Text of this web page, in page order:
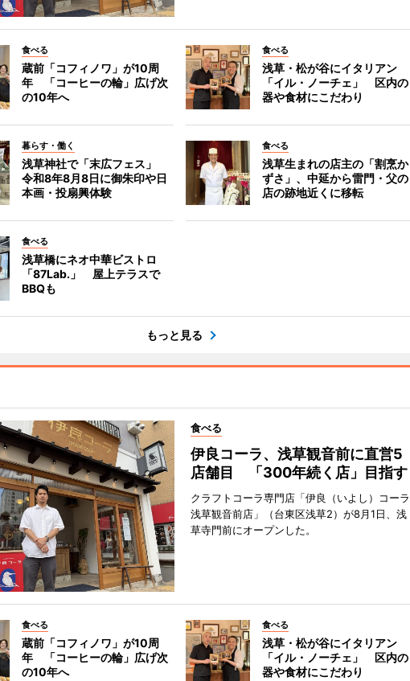
食べる
蔵前「コフィノワ」が10周
年 「コーヒーの輪」広げ次
の10年へ
食べる
浅草・松が谷にイタリアン
「イル・ノーチェ」 区内の
器や食材にこだわり
暮らす・働く
浅草神社で「末広フェス」
令和8年8月8日に御朱印や日
本画・投扇興体験
食べる
浅草生まれの店主の「割烹か
ずさ」、中延から雷門・父の
店の跡地近くに移転
食べる
浅草橋にネオ中華ビストロ
「87Lab.」 屋上テラスで
BBQも
もっと見る
食べる
伊良コーラ、浅草観音前に直営5
店舗目 「300年続く店」目指す
クラフトコーラ専門店「伊良（いよし）コーラ
浅草観音前店」（台東区浅草2）が8月1日、浅
草寺門前にオープンした。
食べる
蔵前「コフィノワ」が10周
年 「コーヒーの輪」広げ次
の10年へ
食べる
浅草・松が谷にイタリアン
「イル・ノーチェ」 区内の
器や食材にこだわり